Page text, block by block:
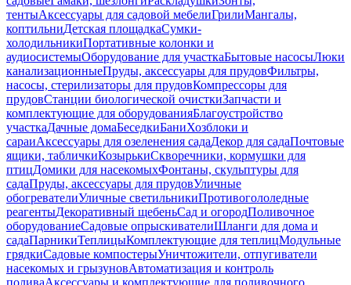
тентыАксессуары для садовой мебелиГрилиМангалы,
коптильниДетская площадкаСумки-
холодильникиПортативные колонки и
аудиосистемыОборудование для участкаБытовые насосыЛюки
канализационныеПруды, аксессуары для прудовФильтры,
насосы, стерилизаторы для прудовКомпрессоры для
прудовСтанции биологической очисткиЗапчасти и
комплектующие для оборудованияБлагоустройство
участкаДачные домаБеседкиБаниХозблоки и
сараиАксессуары для озеленения садаДекор для садаПочтовые
ящики, табличкиКозырькиСкворечники, кормушки для
птицДомики для насекомыхФонтаны, скульптуры для
садаПруды, аксессуары для прудовУличные
обогревателиУличные светильникиПротивогололедные
реагентыДекоративный щебеньСад и огородПоливочное
оборудованиеСадовые опрыскивателиШланги для дома и
садаПарникиТеплицыКомплектующие для теплицМодульные
грядкиСадовые компостерыУничтожители, отпугиватели
насекомых и грызуновАвтоматизация и контроль
поливаАксессуары и комплектующие для поливочного